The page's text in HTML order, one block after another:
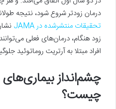
درمان زودتر شروع شود، نتیجه
تحقیقات منتشرشده در JAMA
افراد مبتلا به آرتریت روماتوئید
چشم‌انداز
چیست؟